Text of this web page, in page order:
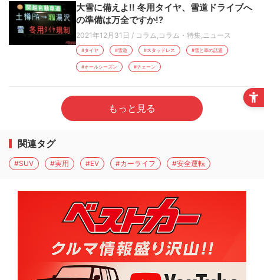
大雪に備えよ!! 冬用タイヤ、雪道ドライブへ
の準備は万全ですか!?
2021年12月31日 / コラム, コラム・特集,ニュース
#タイヤ #雪道 #スタッドレス #雪と車の話題
#オールシーズン #チェーン
もっと見る
関連タグ
#SUV #実用 #EV #カーライフ #安全運転